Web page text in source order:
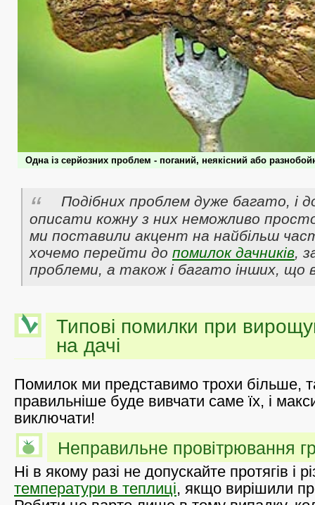
Одна із серйозних проблем - поганий, неякісний або
Подібних проблем дуже багато, і
описати кожну з них неможливо
ми поставили акцент на найбільш
хочемо перейти до помилок дачників,
проблеми, а також і багато інших, що
Типові помилки при
на дачі
Помилок ми представимо трохи більше,
правильніше буде вивчати саме їх, і
виключати!
Неправильне провітрювання
Ні в якому разі не допускайте протягів і
температури в теплиці, якщо вирішили